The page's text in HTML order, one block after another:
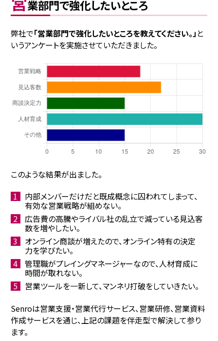
業部門で強化したいところ
弊社で「営業部門で強化したいところを教えてください。」 と
いうアンケートを実施させていただきました。
このような結果が出ました。
内部メンバーだけだと既成概念に囚われてしまって、
有効な営業戦略が組めない。
広告費の高騰やライバル社の乱立で減っている見込客
数を増やしたい。
オンライン商談が増えたので、オンライン特有の決定
力を学びたい。
管理職がプレイングマネージャーなので、人材育成に
時間が取れない。
営業ツールを一新して、マンネリ打破をしていきたい。
Senroは営業支援・営業代行サービス、営業研修、営業資料
作成サービスを通じ、上記の課題を伴走型で解決して参り
ます。